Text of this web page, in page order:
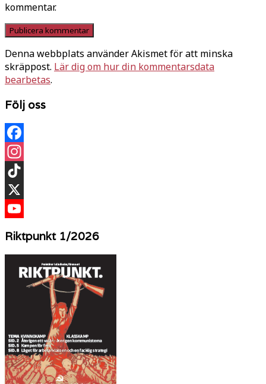
kommentar.
Denna webbplats använder Akismet för att minska
skräppost. Lär dig om hur din kommentarsdata
bearbetas.
Följ oss
Facebook
Instagram
TikTok
X
Riktpunkt 1/2026